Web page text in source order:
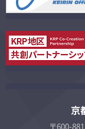
京
〒600-